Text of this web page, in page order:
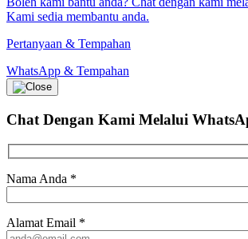
Kami sedia membantu anda.
Pertanyaan & Tempahan
WhatsApp & Tempahan
Chat Dengan Kami Melalui
Nama Anda *
Alamat Email *